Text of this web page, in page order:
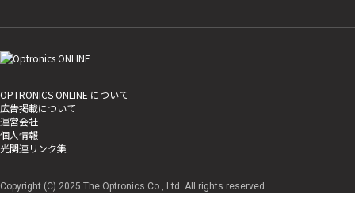
OPTRONICS ONLINE について
広告掲載について
運営会社
個人情報
光関連リンク集
Copyright (C) 2025 The Optronics Co., Ltd. All rights reserved.